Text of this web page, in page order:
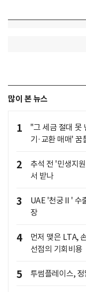
많이 본 뉴스
1
"그 세금 절대
기·교환 매매' 꿈
2
추석 전 '민생지
서 받나
3
UAE '천궁Ⅱ' 수
장
4
먼저 맺은 LTA,
선점의 기회비용
5 투썸플레이스,